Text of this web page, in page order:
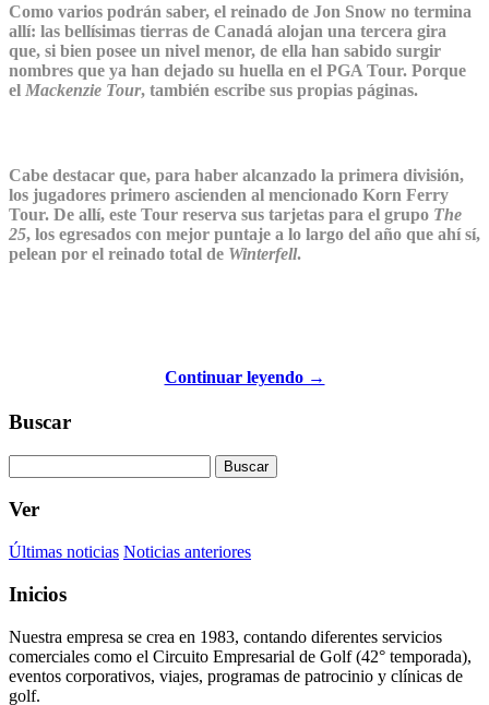
Como varios podrán saber, el reinado de Jon Snow no termina
allí: las bellísimas tierras de Canadá alojan una tercera gira
que, si bien posee un nivel menor, de ella han sabido surgir
nombres que ya han dejado su huella en el PGA Tour. Porque
el Mackenzie Tour, también escribe sus propias páginas.
Cabe destacar que, para haber alcanzado la primera división,
los jugadores primero ascienden al mencionado Korn Ferry
Tour. De allí, este Tour reserva sus tarjetas para el grupo The
25, los egresados con mejor puntaje a lo largo del año que ahí sí,
pelean por el reinado total de Winterfell.
Continuar leyendo →
Buscar
Buscar
Ver
Últimas noticias Noticias anteriores
Inicios
Nuestra empresa se crea en 1983, contando diferentes servicios
comerciales como el Circuito Empresarial de Golf (42° temporada),
eventos corporativos, viajes, programas de patrocinio y clínicas de
golf.